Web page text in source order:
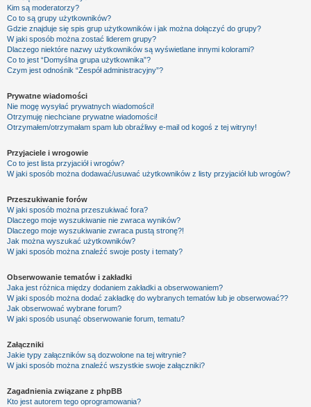
Kim są moderatorzy?
Co to są grupy użytkowników?
Gdzie znajduje się spis grup użytkowników i jak można dołączyć do grupy?
W jaki sposób można zostać liderem grupy?
Dlaczego niektóre nazwy użytkowników są wyświetlane innymi kolorami?
Co to jest “Domyślna grupa użytkownika”?
Czym jest odnośnik “Zespół administracyjny”?
Prywatne wiadomości
Nie mogę wysyłać prywatnych wiadomości!
Otrzymuję niechciane prywatne wiadomości!
Otrzymałem/otrzymałam spam lub obraźliwy e-mail od kogoś z tej witryny!
Przyjaciele i wrogowie
Co to jest lista przyjaciół i wrogów?
W jaki sposób można dodawać/usuwać użytkowników z listy przyjaciół lub wrogów?
Przeszukiwanie forów
W jaki sposób można przeszukiwać fora?
Dlaczego moje wyszukiwanie nie zwraca wyników?
Dlaczego moje wyszukiwanie zwraca pustą stronę?!
Jak można wyszukać użytkowników?
W jaki sposób można znaleźć swoje posty i tematy?
Obserwowanie tematów i zakładki
Jaka jest różnica między dodaniem zakładki a obserwowaniem?
W jaki sposób można dodać zakładkę do wybranych tematów lub je obserwować??
Jak obserwować wybrane forum?
W jaki sposób usunąć obserwowanie forum, tematu?
Załączniki
Jakie typy załączników są dozwolone na tej witrynie?
W jaki sposób można znaleźć wszystkie swoje załączniki?
Zagadnienia związane z phpBB
Kto jest autorem tego oprogramowania?